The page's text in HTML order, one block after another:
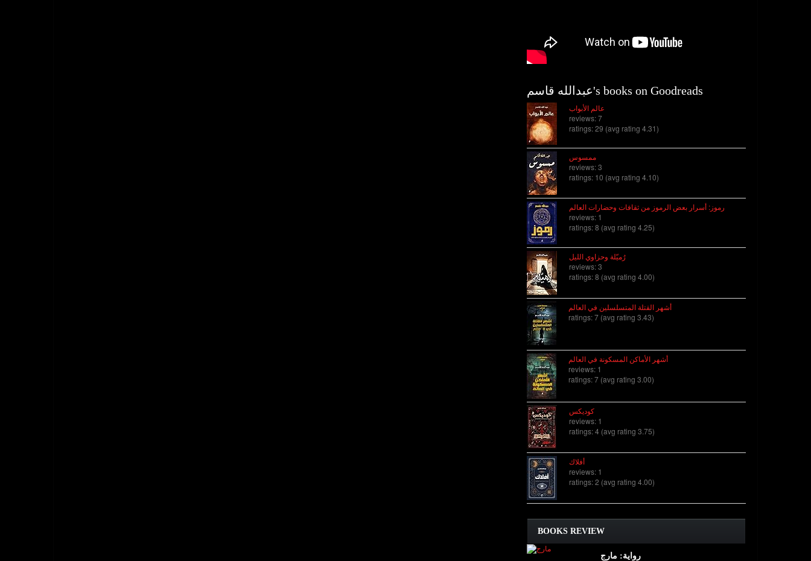
عبدالله قاسم's books on Goodreads
عالم الأبواب
reviews: 7
ratings: 29 (avg rating 4.31)
ممسوس
reviews: 3
ratings: 10 (avg rating 4.10)
رموز: أسرار بعض الرموز من ثقافات وحضارات العالم
reviews: 1
ratings: 8 (avg rating 4.25)
رُميّلة وحزاوي الليل
reviews: 3
ratings: 8 (avg rating 4.00)
أشهر القتلة المتسلسلين في العالم
ratings: 7 (avg rating 3.43)
أشهر الأماكن المسكونة في العالم
reviews: 1
ratings: 7 (avg rating 3.00)
كوديكس
reviews: 1
ratings: 4 (avg rating 3.75)
أفلاك
reviews: 1
ratings: 2 (avg rating 4.00)
BOOKS REVIEW
رواية: مارج